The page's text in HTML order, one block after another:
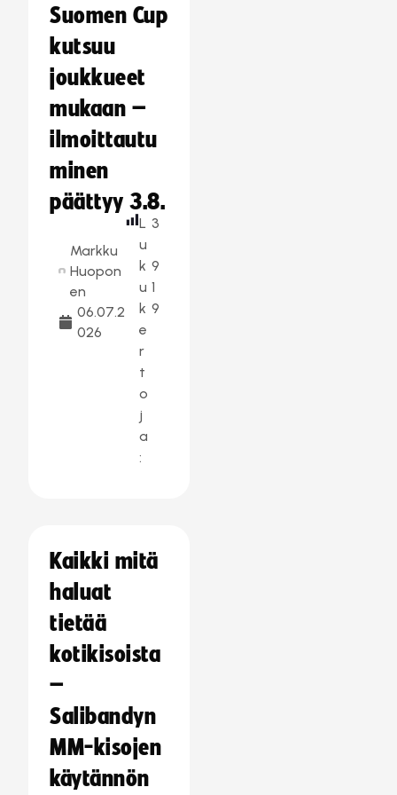
Suomen Cup
kutsuu
joukkueet
mukaan –
ilmoittautu
minen
päättyy 3.8.
Markku
Huopon
en
06.07.2
026
L
u
k
u
k
e
r
t
o
j
a
:
3
9
1
9
Kaikki mitä
haluat
tietää
kotikisoista
–
Salibandyn
MM-kisojen
käytännön